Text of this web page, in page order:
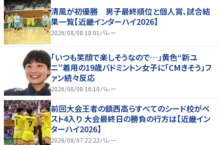
清風が初優勝 男子最終順位と個人賞、試合結
果一覧【近畿インターハイ2026】
2026/08/08 18:01 バレー
「いつも笑顔で楽しそうなので…」黄色“新ユ
ニ”着用の19歳バドミントン女子に「CMきそう」フ
ァン続々反応
2026/08/08 16:10バレー
前回大会王者の鎮西高らすべてのシード校がベ
スト4入り 大会最終日の勝負の行方は【近畿イン
ターハイ2026】
2026/08/07 22:22バレー